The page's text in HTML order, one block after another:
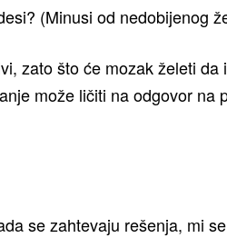
(Minusi od nedobijenog
zato što će mozak želeti da
može ličiti na odgovor na
se zahtevaju rešenja, mi